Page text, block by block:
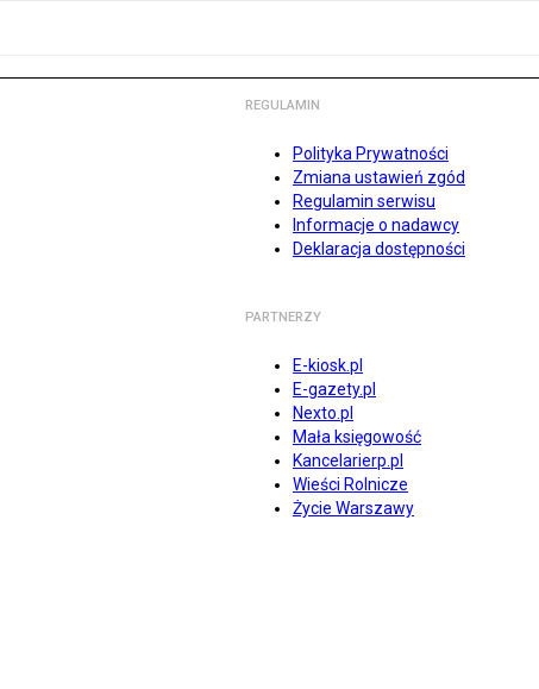
REGULAMIN
Polityka Prywatności
Zmiana ustawień zgód
Regulamin serwisu
Informacje o nadawcy
Deklaracja dostępności
PARTNERZY
E-kiosk.pl
E-gazety.pl
Nexto.pl
Mała księgowość
Kancelarierp.pl
Wieści Rolnicze
Życie Warszawy